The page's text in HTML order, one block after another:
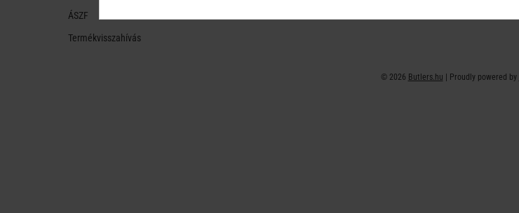
ÁSZF
Termékvisszahívás
© 2026 Butlers.hu | Proudly powered by